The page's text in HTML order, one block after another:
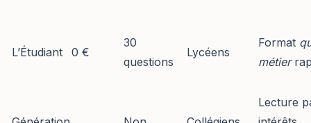
L’Étudiant 0 €
30
questions
Lycéens
Format
métier
Lecture